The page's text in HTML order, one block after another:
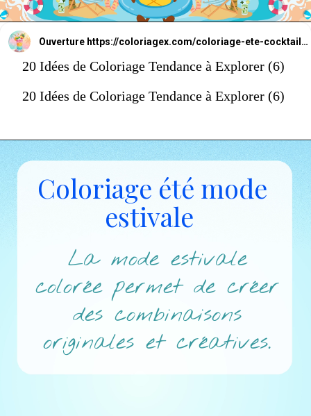
Ouverture https://coloriagex.com/coloriage-ete-cocktails-et-boissons/
20 Idées de Coloriage Tendance à Explorer (6)
20 Idées de Coloriage Tendance à Explorer (6)
Coloriage été mode
estivale
La mode estivale
colorée permet de créer
des combinaisons
originales et créatives.